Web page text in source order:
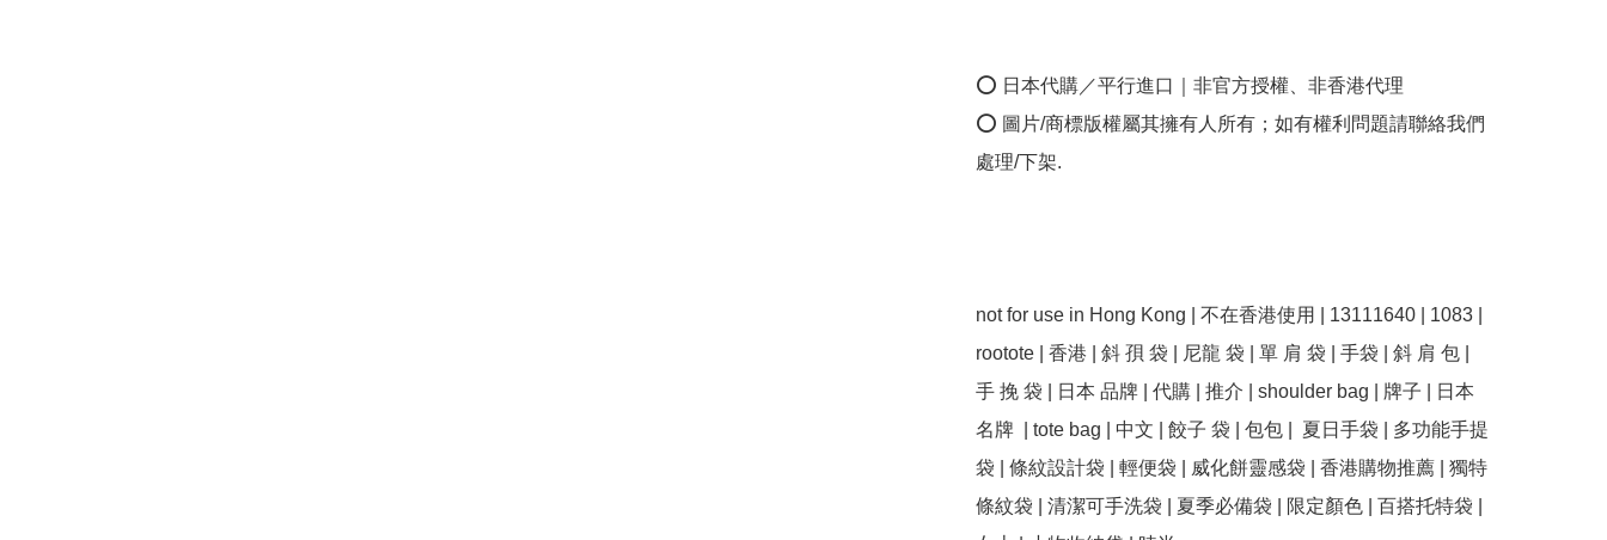
⭕ 日本代購／平行進口｜非官方授權、非香港代理
⭕ 圖片/商標版權屬其擁有人所有；如有權利問題請聯絡我們
處理/下架.
not for use in Hong Kong | 不在香港使用 | 13111640 | 1083 |
rootote | 香港 | 斜 孭 袋 | 尼龍 袋 | 單 肩 袋 | 手袋 | 斜 肩 包 |
手 挽 袋 | 日本 品牌 | 代購 | 推介 | shoulder bag | 牌子 | 日本
名牌  | tote bag | 中文 | 餃子 袋 | 包包 |  夏日手袋 | 多功能手提
袋 | 條紋設計袋 | 輕便袋 | 威化餅靈感袋 | 香港購物推薦 | 獨特
條紋袋 | 清潔可手洗袋 | 夏季必備袋 | 限定顏色 | 百搭托特袋 |